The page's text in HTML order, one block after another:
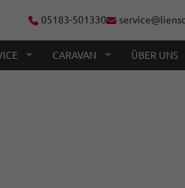
05183-501330
CARAVAN ÜBER UNS